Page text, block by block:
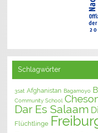
Schlagwörter
3sat Afghanistan Bagamoyo
Community School
Dar Es Salaam
Flüchtlinge